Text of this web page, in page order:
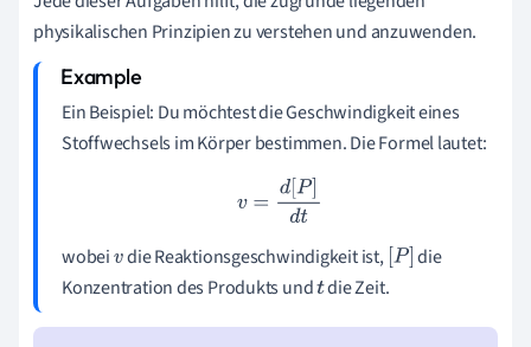
physikalischen Prinzipien zu verstehen und anzuwenden.
Ein Beispiel: Du möchtest die Geschwindigkeit eines
Stoffwechsels im Körper bestimmen. Die Formel lautet:
v=d [P]dt
wobeiv die Reaktionsgeschwindigkeit ist, [P] die
Konzentration des Produkts undtdie Zeit.